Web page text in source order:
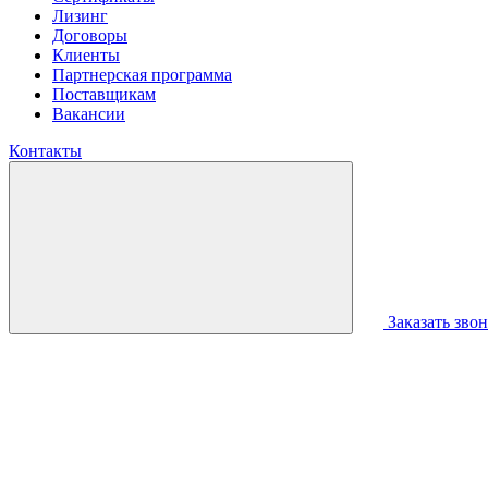
Лизинг
Договоры
Клиенты
Партнерская программа
Поставщикам
Вакансии
Контакты
Заказать